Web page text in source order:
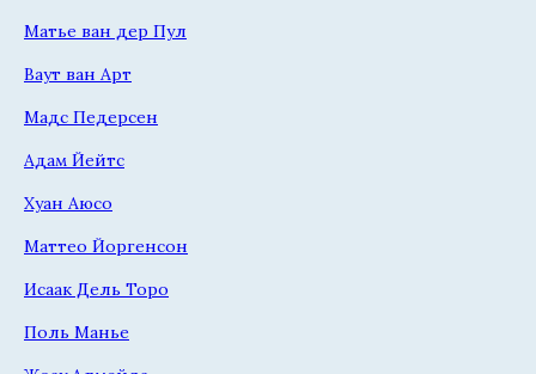
Матье ван дер Пул
Ваут ван Арт
Мадс Педерсен
Адам Йейтс
Хуан Аюсо
Маттео Йоргенсон
Исаак Дель Торо
Поль Манье